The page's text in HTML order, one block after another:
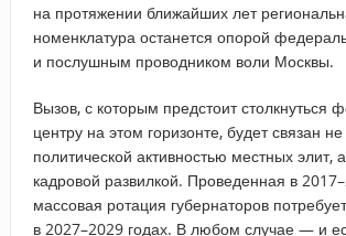
на протяжении ближайших лет
номенклатура останется опорой
и послушным проводником воли Москвы.
Вызов, с которым предстоит столкнуться
центру на этом горизонте, будет связан
политической активностью местных элит,
кадровой развилкой. Проведенная в
массовая ротация губернаторов
в 2027–2029 годах. В любом случае — и